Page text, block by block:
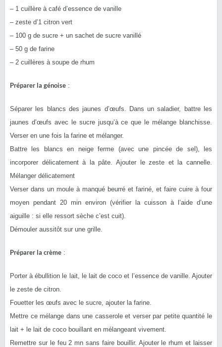
– 1 cuillère à café d’essence de vanille
– zeste d’1 citron vert
– 100 g de sucre + un sachet de sucre vanillé
– 50 g de farine
– 2 cuillères à soupe de rhum
Préparer la génoise :
Séparer les blancs des jaunes d’œufs. Dans un saladier, battre les
jaunes d’œufs avec le sucre jusqu’à ce que le mélange blanchisse.
Verser en une fois la farine et mélanger.
Battre les blancs en neige ferme (avec une pincée de sel), les
incorporer délicatement à la pâte. Ajouter le zeste et la cannelle.
Mélanger délicatement
Verser dans un moule à manqué beurré et fariné, et faire cuire à four
moyen pendant 20 min environ (vérifier la cuisson à l’aide d’une
aiguille : si elle ressort sèche c’est cuit).
Démouler aussitôt sur une grille.
Préparer la crème :
Porter à ébullition le lait, le lait de coco et l’essence de vanille. Ajouter
le zeste de citron.
Fouetter les œufs avec le sucre, ajouter la farine.
Mettre ce mélange dans une casserole et verser par petite quantité le
lait + le lait de coco bouillant en mélangeant vivement.
Remettre sur le feu 2 mn sans faire bouillir. Ajouter le rhum et laisser